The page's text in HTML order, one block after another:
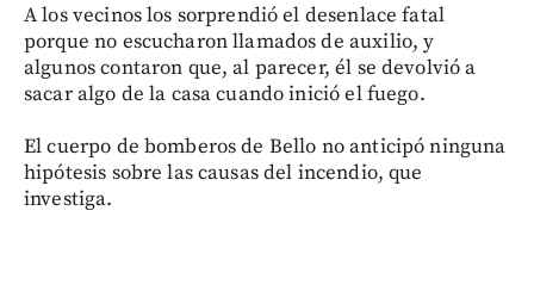
A los vecinos los sorprendió el desenlace fatal
porque no escucharon llamados de auxilio, y
algunos contaron que, al parecer, él se devolvió a
sacar algo de la casa cuando inició el fuego.
El cuerpo de bomberos de Bello no anticipó ninguna
hipótesis sobre las causas del incendio, que
investiga.